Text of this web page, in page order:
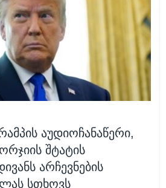
აუდიოჩანაწერი,
შტატის
არჩევნების
სთხოვს